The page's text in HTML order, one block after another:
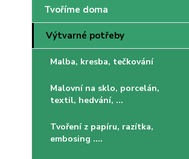
Tvoříme doma
Výtvarné potřeby
Malba, kresba, tečkování
Malovní na sklo, porcelán,
textil, hedvání, ...
Tvoření z papíru, razítka,
embosing ....